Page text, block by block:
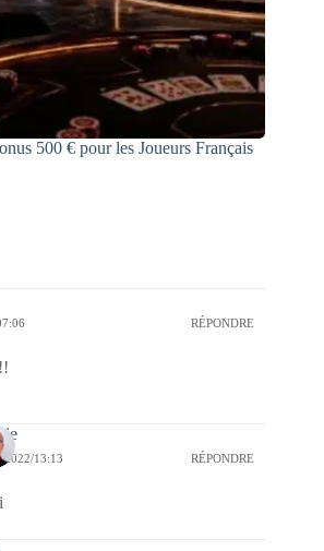
500 € pour les Joueurs Français
RÉPONDRE
2022/13:13 RÉPONDRE